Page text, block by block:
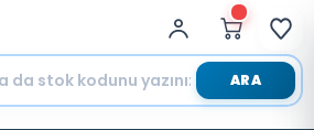
ARA